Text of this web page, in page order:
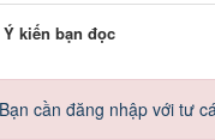
Ý kiến bạn đọc
Bạn cần đăng nhập với tư